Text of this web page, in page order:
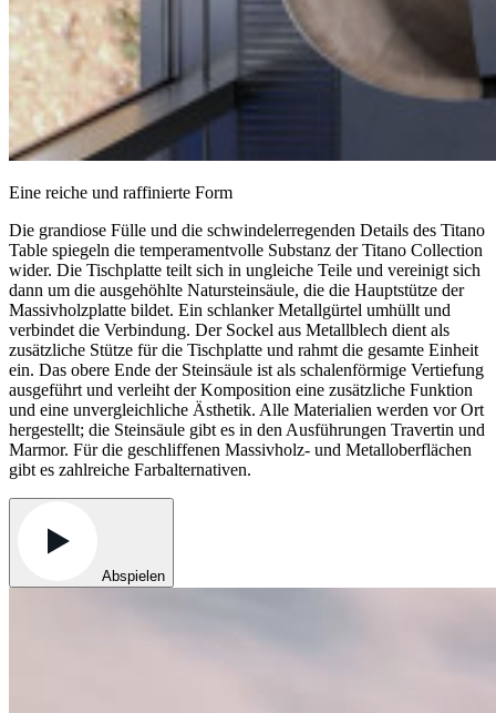
Eine reiche und raffinierte Form
Die grandiose Fülle und die schwindelerregenden Details des Titano
Table spiegeln die temperamentvolle Substanz der Titano Collection
wider. Die Tischplatte teilt sich in ungleiche Teile und vereinigt sich
dann um die ausgehöhlte Natursteinsäule, die die Hauptstütze der
Massivholzplatte bildet. Ein schlanker Metallgürtel umhüllt und
verbindet die Verbindung. Der Sockel aus Metallblech dient als
zusätzliche Stütze für die Tischplatte und rahmt die gesamte Einheit
ein. Das obere Ende der Steinsäule ist als schalenförmige Vertiefung
ausgeführt und verleiht der Komposition eine zusätzliche Funktion
und eine unvergleichliche Ästhetik. Alle Materialien werden vor Ort
hergestellt; die Steinsäule gibt es in den Ausführungen Travertin und
Marmor. Für die geschliffenen Massivholz- und Metalloberflächen
gibt es zahlreiche Farbalternativen.
Abspielen